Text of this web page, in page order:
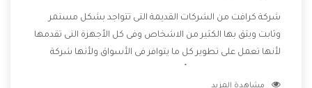
شركة كرافت من الشركات القديمة التى تتواجد بشكل مستمر
وثابت ويثق بها الكثير من الاشخاص وفى كل الأجهزة التى تقدمها
لأنها تعمل على تطوير كل ما يتوافر فى الأسواق ولأنها شركة
مشاهدة المزيد